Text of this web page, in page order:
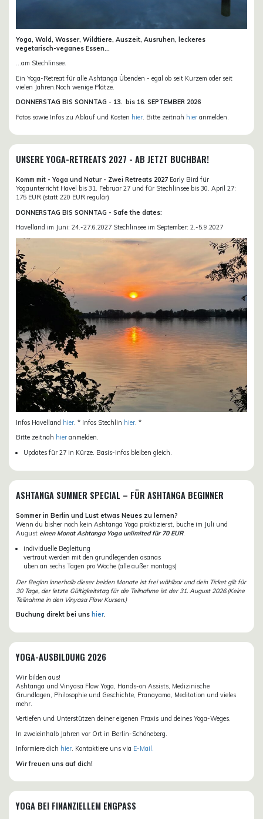
Yoga, Wald, Wasser, Wildtiere, Auszeit, Ausruhen, leckeres
vegetarisch-veganes Essen...
...am Stechlinsee.
Ein Yoga-Retreat für alle Ashtanga Übenden - egal ob seit Kurzem oder seit
vielen Jahren.Noch wenige Plätze.
DONNERSTAG BIS SONNTAG - 13. bis 16. SEPTEMBER 2026
Fotos sowie Infos zu Ablauf und Kosten hier . Bitte zeitnah hier anmelden.
UNSERE YOGA-RETREATS 2027 - AB JETZT BUCHBAR!
Komm mit - Yoga und Natur - Zwei Retreats 2027 Early Bird für
Yogaunterricht Havel bis 31. Februar 27 und für Stechlinsee bis 30. April 27:
175 EUR (statt 220 EUR regulär)
DONNERSTAG BIS SONNTAG - Safe the dates:
Havelland im Juni: 24.-27.6.2027 Stechlinsee im September: 2.-5.9.2027
Infos Havelland hier . * Infos Stechlin hier . *
Bitte zeitnah hier anmelden.
Updates für 27 in Kürze. Basis-Infos bleiben gleich.
ASHTANGA SUMMER SPECIAL – FÜR ASHTANGA BEGINNER
Sommer in Berlin und Lust etwas Neues zu lernen?
Wenn du bisher noch kein Ashtanga Yoga praktizierst, buche im Juli und
August einen Monat Ashtanga Yoga unlimited für 70 EUR.
individuelle Begleitung
vertraut werden mit den grundlegenden asanas
üben an sechs Tagen pro Woche (alle außer montags)
Der Beginn innerhalb dieser beiden Monate ist frei wählbar und dein Ticket gilt für
30 Tage, der letzte Gültigkeitstag für die Teilnahme ist der 31. August 2026.(Keine
Teilnahme in den Vinyasa Flow Kursen.)
Buchung direkt bei uns hier.
YOGA-AUSBILDUNG 2026
Wir bilden aus!
Ashtanga und Vinyasa Flow Yoga, Hands-on Assists, Medizinische
Grundlagen, Philosophie und Geschichte, Pranayama, Meditation und vieles
mehr.
Vertiefen und Unterstützen deiner eigenen Praxis und deines Yoga-Weges.
In zweieinhalb Jahren vor Ort in Berlin-Schöneberg.
Informiere dich hier. Kontaktiere uns via E-Mail.
Wir freuen uns auf dich!
YOGA BEI FINANZIELLEM ENGPASS